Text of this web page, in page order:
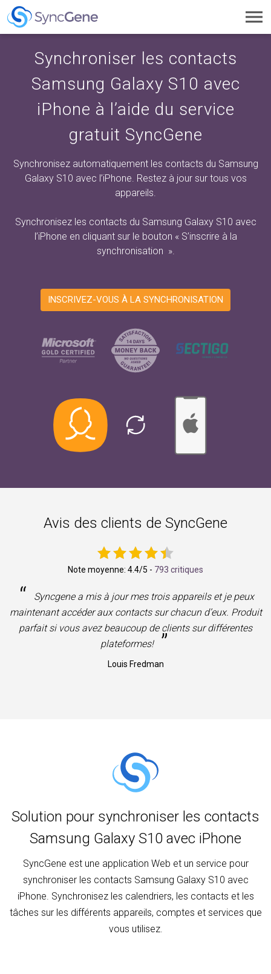
Synchroniser les contacts
Samsung Galaxy S10 avec
iPhone à l’aide du service
gratuit SyncGene
Synchronisez automatiquement les contacts du Samsung
Galaxy S10 avec l’iPhone. Restez à jour sur tous vos
appareils.
Synchronisez les contacts du Samsung Galaxy S10 avec
l’iPhone en cliquant sur le bouton « S’inscrire à la
synchronisation ».
INSCRIVEZ-VOUS À LA SYNCHRONISATION
Avis des clients de SyncGene
Note moyenne: 4.4/5 - 793 critiques
“
Syncgene a mis à jour mes trois appareils et je peux
maintenant accéder aux contacts sur chacun d’eux. Produit
parfait si vous avez beaucoup de clients sur différentes
plateformes!
”
Louis Fredman
Solution pour synchroniser les contacts
Samsung Galaxy S10 avec iPhone
SyncGene est une application Web et un service pour
synchroniser les contacts Samsung Galaxy S10 avec
iPhone. Synchronisez les calendriers, les contacts et les
tâches sur les différents appareils, comptes et services que
vous utilisez.